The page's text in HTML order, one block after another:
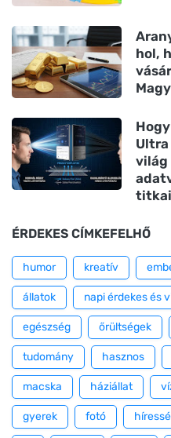
hol,
Ultra
világ
titkai
ÉRDEKES CÍMKEFELHŐ
humor kreatív
állatok napi érdekes és
egészség őrültségek
tudomány hasznos
macska háziállat
gyerek fotó